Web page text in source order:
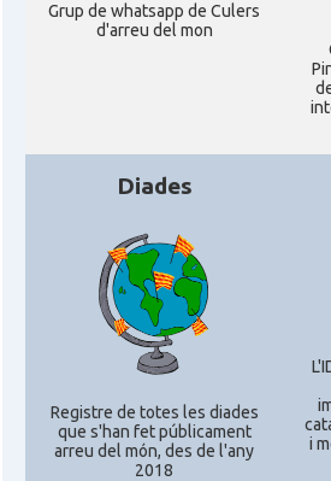
CAMON Catalans a
Catalans
Catalans a Silicon
CAMON Catalans
CAMON Catalans a
CAMON Catalans
Grup de whatsapp de Culers
d'arreu del mon
Diades
Registre de totes les diades
que s'han fet públicament
arreu del món, des de l'any
2018
i